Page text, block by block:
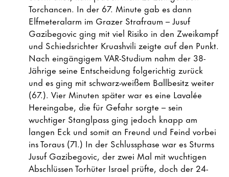
Torchancen. In der 67. Minute gab es dann
Elfmeteralarm im Grazer Strafraum – Jusuf
Gazibegovic ging mit viel Risiko in den Zweikampf
und Schiedsrichter Kruashvili zeigte auf den Punkt.
Nach eingängigem VAR-Studium nahm der 38-
Jährige seine Entscheidung folgerichtig zurück
und es ging mit schwarz-weißem Ballbesitz weiter
(67.). Vier Minuten später war es eine Lavalée
Hereingabe, die für Gefahr sorgte – sein
wuchtiger Stanglpass ging jedoch knapp am
langen Eck und somit an Freund und Feind vorbei
ins Toraus (71.) In der Schlussphase war es Sturms
Jusuf Gazibegovic, der zwei Mal mit wuchtigen
Abschlüssen Torhüter Israel prüfte, doch der 24-